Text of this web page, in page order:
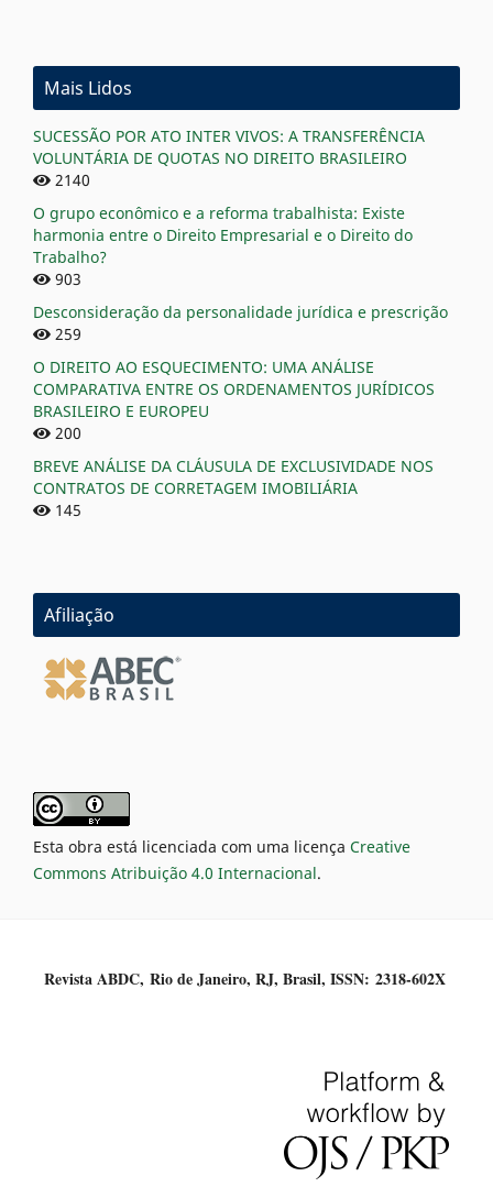
Mais Lidos
SUCESSÃO POR ATO INTER VIVOS: A TRANSFERÊNCIA
VOLUNTÁRIA DE QUOTAS NO DIREITO BRASILEIRO
2140
O grupo econômico e a reforma trabalhista: Existe
harmonia entre o Direito Empresarial e o Direito do
Trabalho?
903
Desconsideração da personalidade jurídica e prescrição
259
O DIREITO AO ESQUECIMENTO: UMA ANÁLISE
COMPARATIVA ENTRE OS ORDENAMENTOS JURÍDICOS
BRASILEIRO E EUROPEU
200
BREVE ANÁLISE DA CLÁUSULA DE EXCLUSIVIDADE NOS
CONTRATOS DE CORRETAGEM IMOBILIÁRIA
145
Afiliação
Esta obra está licenciada com uma licença Creative
Commons Atribuição 4.0 Internacional.
Revista ABDC, Rio de Janeiro, RJ, Brasil, ISSN: 2318-602X